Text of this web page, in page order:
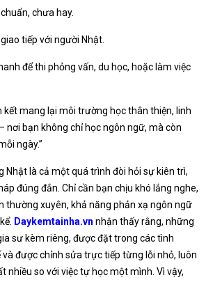
chưa hay.
tiếp với người Nhật.
để thi phỏng vấn, du học, hoặc làm việc
kết mang lại môi trường học thân thiện, linh
nơi bạn không chỉ học ngôn ngữ, mà còn
ngày.”
Nhật là cả một quá trình đòi hỏi sự kiên trì,
đúng đắn. Chỉ cần bạn chịu khó lắng nghe,
thường xuyên, khả năng phản xạ ngôn ngữ
Daykemtainha.vn nhận thấy rằng, những
sư kèm riêng, được đặt trong các tình
được chỉnh sửa trực tiếp từng lỗi nhỏ, luôn
nhiều so với việc tự học một mình. Vì vậy,